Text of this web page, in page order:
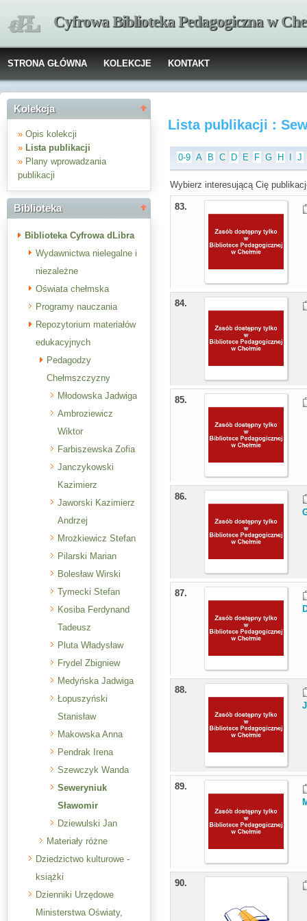
Cyfrowa Biblioteka Pedagogiczna w
STRONA GŁÓWNA KOLEKCJE KONTAKT
Kolekcja
» Opis kolekcji
» Lista publikacji
» Plany wprowadzania
publikacji
Biblioteka
Biblioteka Cyfrowa dLibra
Wydawnictwa nielegalne i
niezależne
Oświata chełmska
Programy nauczania
Repozytorium materiałów
edukacyjnych
Pedagodzy
Chełmszczyzny
Młodowska Jadwiga
Ambroziewicz
Wiktor
Farbiszewska Zofia
Janczykowski
Kazimierz
Jaworski Kazimierz
Andrzej
Mrożkiewicz Stefan
Pilarski Marian
Bolesław Wirski
Tymecki Stefan
Kosiba Ferdynand
Tadeusz
Pluta Władysław
Frydel Zbigniew
Medyńska Jadwiga
Łopuszyński
Stanisław
Makowska Anna
Pendrak Irena
Szewczyk Wanda
Seweryniuk
Sławomir
Dziewulski Jan
Materiały różne
Dziedzictwo kulturowe -
książki
Dzienniki Urzędowe
Ministerstwa Oświaty,
Lista publikacji :
0-9 A B C D E F G H J
Wybierz interesującą Cię
83.
84.
85.
86.
87.
88.
89.
90.